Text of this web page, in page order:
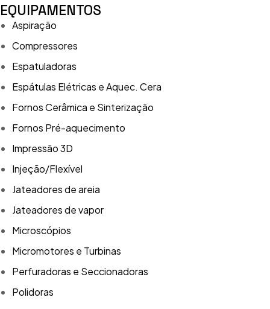
EQUIPAMENTOS
Aspiração
Compressores
Espatuladoras
Espátulas Elétricas e Aquec. Cera
Fornos Cerâmica e Sinterização
Fornos Pré-aquecimento
Impressão 3D
Injeção/Flexível
Jateadores de areia
Jateadores de vapor
Microscópios
Micromotores e Turbinas
Perfuradoras e Seccionadoras
Polidoras